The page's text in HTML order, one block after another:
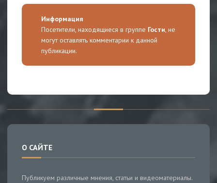
Информация
Посетители, находящиеся в группе Гости, не
могут оставлять комментарии к данной
публикации.
О САЙТЕ
Публикуем различные мнения, статьи и видеоматериалы.